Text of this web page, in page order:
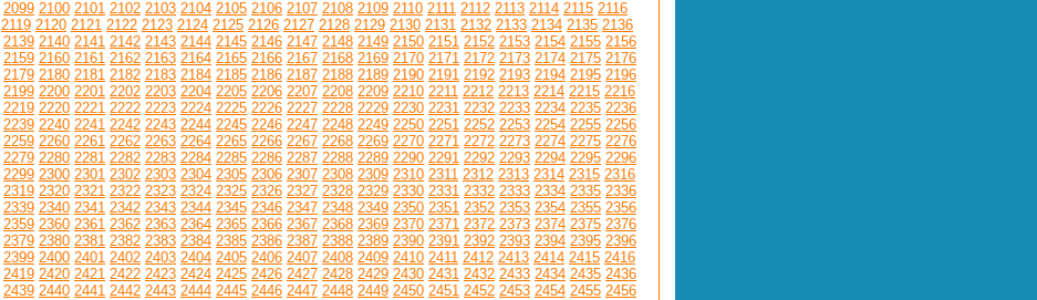
2099 2100 2101 2102 2103 2104 2105 2106 2107 2108 2109 2110 2111 2112 2113 2114 2115 2116
2119 2120 2121 2122 2123 2124 2125 2126 2127 2128 2129 2130 2131 2132 2133 2134 2135 2136
2139 2140 2141 2142 2143 2144 2145 2146 2147 2148 2149 2150 2151 2152 2153 2154 2155 2156
2159 2160 2161 2162 2163 2164 2165 2166 2167 2168 2169 2170 2171 2172 2173 2174 2175 2176
2179 2180 2181 2182 2183 2184 2185 2186 2187 2188 2189 2190 2191 2192 2193 2194 2195 2196
2199 2200 2201 2202 2203 2204 2205 2206 2207 2208 2209 2210 2211 2212 2213 2214 2215 2216
2219 2220 2221 2222 2223 2224 2225 2226 2227 2228 2229 2230 2231 2232 2233 2234 2235 2236
2239 2240 2241 2242 2243 2244 2245 2246 2247 2248 2249 2250 2251 2252 2253 2254 2255 2256
2259 2260 2261 2262 2263 2264 2265 2266 2267 2268 2269 2270 2271 2272 2273 2274 2275 2276
2279 2280 2281 2282 2283 2284 2285 2286 2287 2288 2289 2290 2291 2292 2293 2294 2295 2296
2299 2300 2301 2302 2303 2304 2305 2306 2307 2308 2309 2310 2311 2312 2313 2314 2315 2316
2319 2320 2321 2322 2323 2324 2325 2326 2327 2328 2329 2330 2331 2332 2333 2334 2335 2336
2339 2340 2341 2342 2343 2344 2345 2346 2347 2348 2349 2350 2351 2352 2353 2354 2355 2356
2359 2360 2361 2362 2363 2364 2365 2366 2367 2368 2369 2370 2371 2372 2373 2374 2375 2376
2379 2380 2381 2382 2383 2384 2385 2386 2387 2388 2389 2390 2391 2392 2393 2394 2395 2396
2399 2400 2401 2402 2403 2404 2405 2406 2407 2408 2409 2410 2411 2412 2413 2414 2415 2416
2419 2420 2421 2422 2423 2424 2425 2426 2427 2428 2429 2430 2431 2432 2433 2434 2435 2436
2439 2440 2441 2442 2443 2444 2445 2446 2447 2448 2449 2450 2451 2452 2453 2454 2455 2456